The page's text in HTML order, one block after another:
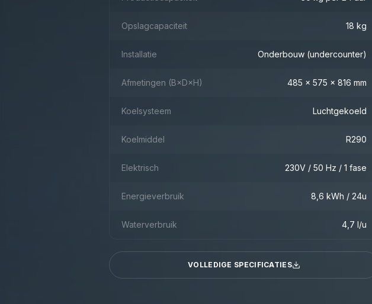
Opslagcapaciteit 18 kg
Installatie Onderbouw (undercounter)
Afmetingen (B×D×H) 485 x 575 x 816 mm
Koelsysteem Luchtgekoeld
Koelmiddel R290
Elektrisch 230V / 50 Hz / 1 fase
Energieverbruik 8,6 kWh / 24u
Waterverbruik 4,7 l/u
VOLLEDIGE SPECIFICATIES